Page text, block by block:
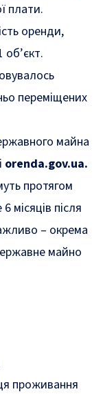
плати.
оренди,
об’єкт.
переміщених
майна
orenda.gov.ua.
протягом
місяців після
– окрема
майно
проживання